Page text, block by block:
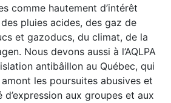
comme hautement d’intérêt
des pluies acides, des gaz de
et gazoducs, du climat, de la
Nous devons aussi à l’AQLPA
antibâillon au Québec, qui
les poursuites abusives et
aux groupes et aux